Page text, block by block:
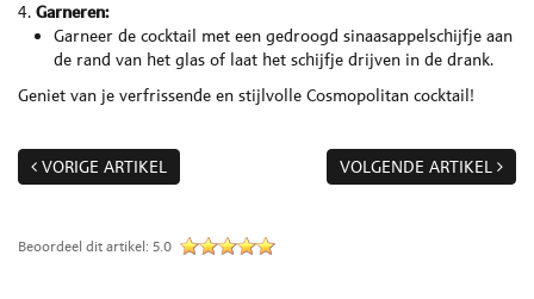
Garneren:
Garneer de cocktail met een gedroogd sinaasappelschijfje aan
de rand van het glas of laat het schijfje drijven in de drank.
Geniet van je verfrissende en stijlvolle Cosmopolitan cocktail!
VORIGE ARTIKEL VOLGENDE ARTIKEL
Beoordeel dit artikel: 5.0